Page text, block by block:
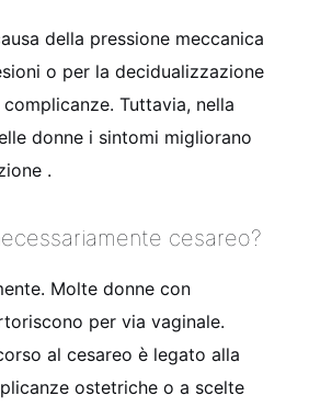
della pressione meccanica
o per la decidualizzazione
Tuttavia, nella
donne i sintomi migliorano
.
cesareo?
Molte donne con
per via vaginale.
al cesareo è legato alla
ostetriche o a scelte